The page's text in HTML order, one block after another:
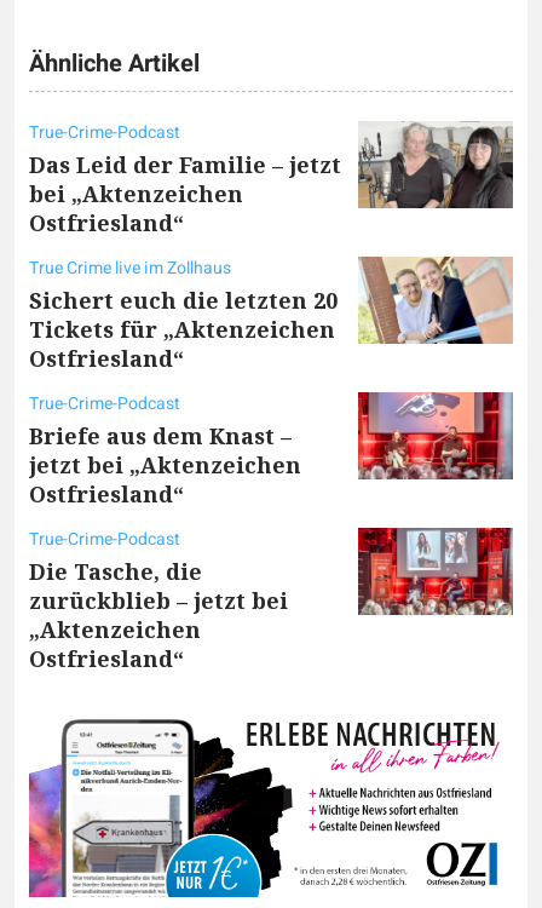
Ähnliche Artikel
True-Crime-Podcast
Das Leid der Familie – jetzt
bei „Aktenzeichen
Ostfriesland“
True Crime live im Zollhaus
Sichert euch die letzten 20
Tickets für „Aktenzeichen
Ostfriesland“
True-Crime-Podcast
Briefe aus dem Knast –
jetzt bei „Aktenzeichen
Ostfriesland“
True-Crime-Podcast
Die Tasche, die
zurückblieb – jetzt bei
„Aktenzeichen
Ostfriesland“